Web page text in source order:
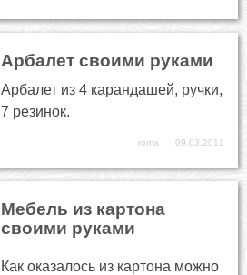
Арбалет своими руками
Арбалет из 4 карандашей, ручки,
7 резинок.
roma 09.03.2011
Мебель из картона
своими руками
Как оказалось из картона можно